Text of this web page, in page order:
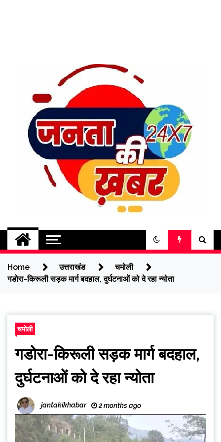
jantakikhabar
Home उत्तराखंड
चमोली
गडोरा-किरूली सड़क मार्ग बदहाल, दुर्घटनाओं को दे रहा न्योता
चमोली
गडोरा-किरूली सड़क मार्ग बदहाल,
दुर्घटनाओं को दे रहा न्योता
jantakikhabar 2 months ago